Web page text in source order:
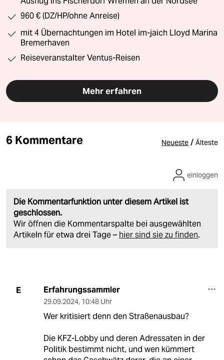
960 € (DZ/HP/ohne Anreise)
mit 4 Übernachtungen im Hotel im-jaich Lloyd Marina
Bremerhaven
Reiseveranstalter Ventus-Reisen
Mehr erfahren
6 Kommentare Neueste / Älteste
Die Kommentarfunktion unter diesem Artikel ist
geschlossen.
Wir öffnen die Kommentarspalte bei ausgewählten
Artikeln für etwa drei Tage – hier sind sie zu finden.
einloggen
E Erfahrungssammler
29.09.2024, 10:48 Uhr
Wer kritisiert denn den Straßenausbau?
Die KFZ-Lobby und deren Adressaten in der
Politik bestimmt nicht, und wen kümmert